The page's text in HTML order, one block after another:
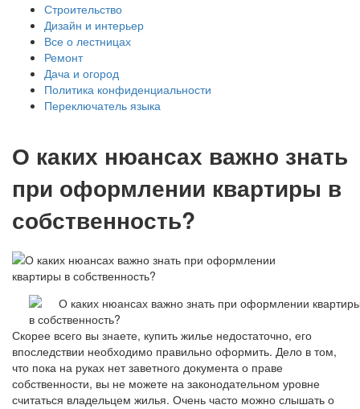
Строительство
Дизайн и интерьер
Все о лестницах
Ремонт
Дача и огород
Политика конфиденциальности
Переключатель языка
О каких нюансах важно знать
при оформлении квартиры в
собственность?
Скорее всего вы знаете, купить жилье недостаточно, его
впоследствии необходимо правильно оформить. Дело в том,
что пока на руках нет заветного документа о праве
собственности, вы не можете на законодательном уровне
считаться владельцем жилья. Очень часто можно слышать о